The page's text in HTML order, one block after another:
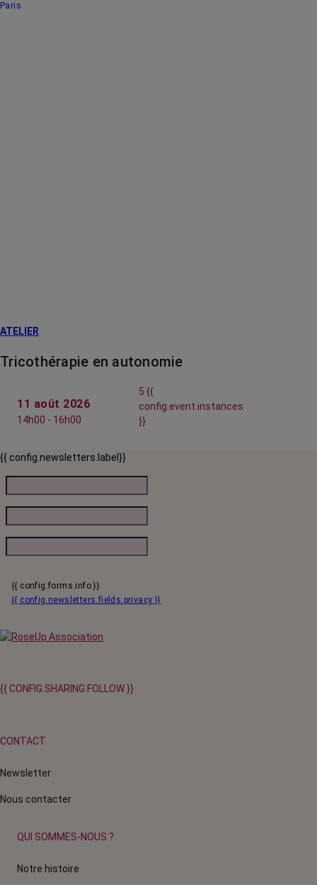
Paris
ATELIER
Tricothérapie en autonomie
11 août 2026
14h00 - 16h00
5 {{
config.event.instances
}}
{{ config.newsletters.label}}
{{ config.forms.info }}
{{ config.newsletters.fields.privacy }}
{{ CONFIG.SHARING.FOLLOW }}
CONTACT
Newsletter
Nous contacter
QUI SOMMES-NOUS ?
Notre histoire